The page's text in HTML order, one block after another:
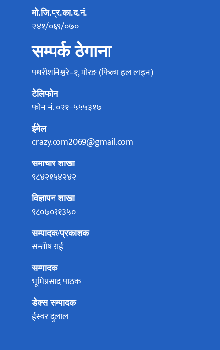
मो.जि.प्र.का.द.नं.
२४१/०६९/०७०
सम्पर्क ठेगाना
पथरीशनिश्चरे–१, मोरङ (फिल्म हल लाइन)
टेलिफोन
फोन नं. ०२१–५५५३१७
ईमेल
crazy.com2069@gmail.com
समाचार शाखा
९८४२१५४२४२
विज्ञापन शाखा
९८०७०९१३५०
सम्पादक/प्रकाशक
सन्तोष राई
सम्पादक
भूमिप्रसाद पाठक
डेक्स सम्पादक
ईस्वर दुलाल